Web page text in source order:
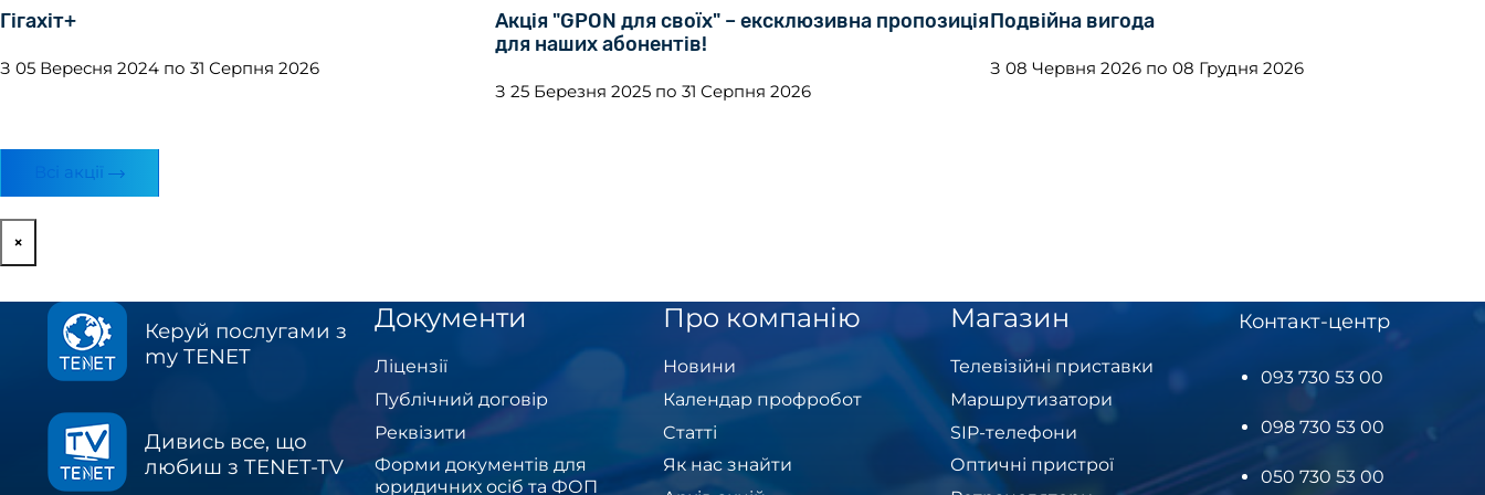
Гігахіт+
З 05 Вересня 2024 по 31 Серпня 2026
Акція "GPON для своїх" – ексклюзивна пропозиція
для наших абонентів!
З 25 Березня 2025 по 31 Серпня 2026
Подвійна вигода
З 08 Червня 2026 по 08 Грудня 2026
Всі акції
×
Керуй послугами з
my TENET
Дивись все, що
любиш з TENET-TV
Документи
Ліцензії
Публічний договір
Реквізити
Форми документів для
юридичних осіб та ФОП
Про компанію
Новини
Календар профробот
Cтатті
Як нас знайти
Магазин
Телевізійні приставки
Маршрутизатори
SIP-телефони
Оптичні пристрої
Контакт-центр
093 730 53 00
098 730 53 00
050 730 53 00